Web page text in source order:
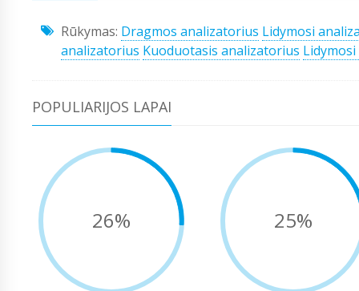
Rūkymas: Dragmos analizatorius Lidymosi
analizatorius Kuoduotasis analizatorius
POPULIARIJOS LAPAI
26% 25%